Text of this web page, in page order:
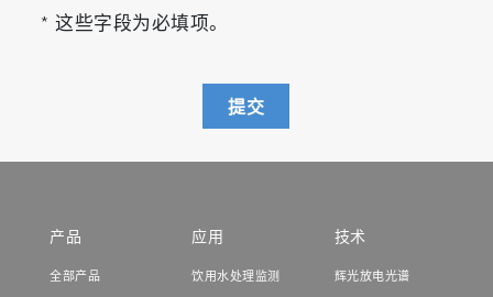
* 这些字段为必填项。
提交
产品
全部产品
应用
饮用水处理监测
技术
辉光放电光谱